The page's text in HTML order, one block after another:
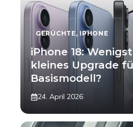
GERÜCHTE, IPHONE
iPhone 18:
kleines Upgrade
Basismodell?
24. April 2026